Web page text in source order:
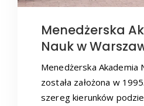
Menedżerska
Nauk w
Menedżerska Akademia
została założona w
szereg kierunków